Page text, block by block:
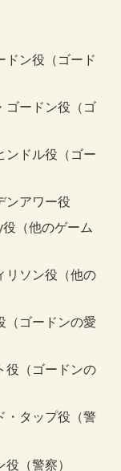
ドン役（ゴード
ゴードン役（ゴ
ンドル役（ゴー
ンアワー役
（他のゲーム
リソン役（他の
（ゴードンの愛
役（ゴードンの
・タップ役（警
（警察）